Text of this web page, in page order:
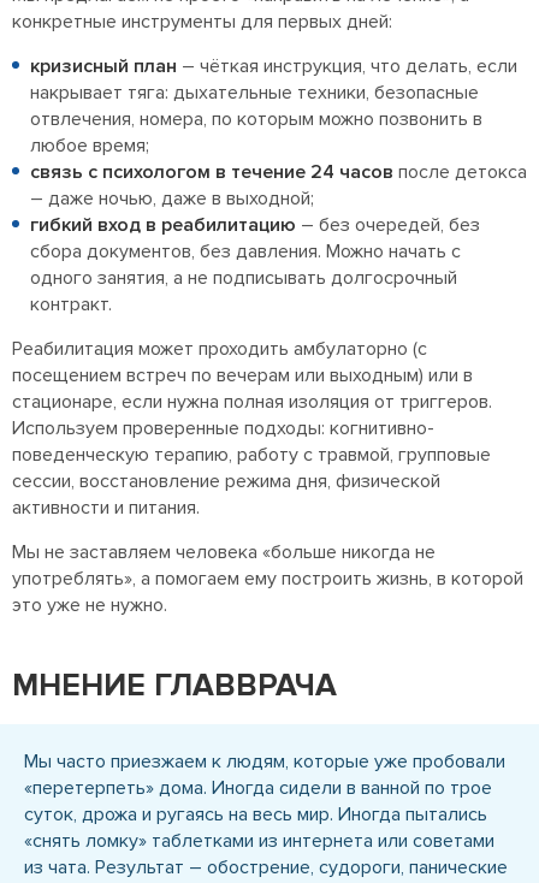
конкретные инструменты для первых дней:
кризисный план – чёткая инструкция, что делать, если
накрывает тяга: дыхательные техники, безопасные
отвлечения, номера, по которым можно позвонить в
любое время;
связь с психологом в течение 24 часов после детокса
– даже ночью, даже в выходной;
гибкий вход в реабилитацию – без очередей, без
сбора документов, без давления. Можно начать с
одного занятия, а не подписывать долгосрочный
контракт.
Реабилитация может проходить амбулаторно (с
посещением встреч по вечерам или выходным) или в
стационаре, если нужна полная изоляция от триггеров.
Используем проверенные подходы: когнитивно-
поведенческую терапию, работу с травмой, групповые
сессии, восстановление режима дня, физической
активности и питания.
Мы не заставляем человека «больше никогда не
употреблять», а помогаем ему построить жизнь, в которой
это уже не нужно.
МНЕНИЕ ГЛАВВРАЧА
Мы часто приезжаем к людям, которые уже пробовали
«перетерпеть» дома. Иногда сидели в ванной по трое
суток, дрожа и ругаясь на весь мир. Иногда пытались
«снять ломку» таблетками из интернета или советами
из чата. Результат – обострение, судороги, панические